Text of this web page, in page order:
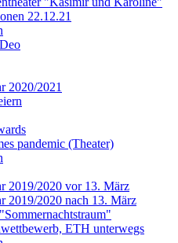
22.12.21
2020/2021
pandemic (Theater)
2019/2020 vor 13. März
2019/2020 nach 13. März
ETH unterwegs